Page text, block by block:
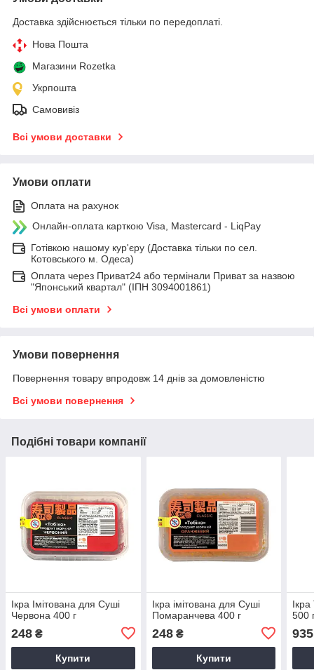
Доставка здійснюється тільки по передоплаті.
Нова Пошта
Магазини Rozetka
Укрпошта
Самовивіз
Всі умови доставки
Умови оплати
Оплата на рахунок
Онлайн-оплата карткою Visa, Mastercard - LiqPay
Готівкою нашому кур'єру (Доставка тільки по сел.
Котовського м. Одеса)
Оплата через Приват24 або термінали Приват за назвою
"Японський квартал" (ІПН 3094001861)
Всі умови оплати
Умови повернення
Повернення товару впродовж 14 днів за домовленістю
Всі умови повернення
Подібні товари компанії
Ікра Імітована для Суші
Червона 400 г
248 ₴
Купити
Ікра імітована для Суші
Помаранчева 400 г
248₴
Купити
500
935